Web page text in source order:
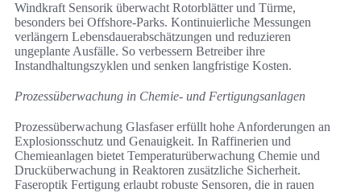
Windkraft Sensorik überwacht Rotorblätter und Türme,
besonders bei Offshore-Parks. Kontinuierliche Messungen
verlängern Lebensdauerabschätzungen und reduzieren
ungeplante Ausfälle. So verbessern Betreiber ihre
Instandhaltungszyklen und senken langfristige Kosten.
Prozessüberwachung in Chemie- und Fertigungsanlagen
Prozessüberwachung Glasfaser erfüllt hohe Anforderungen an
Explosionsschutz und Genauigkeit. In Raffinerien und
Chemieanlagen bietet Temperaturüberwachung Chemie und
Drucküberwachung in Reaktoren zusätzliche Sicherheit.
Faseroptik Fertigung erlaubt robuste Sensoren, die in rauen